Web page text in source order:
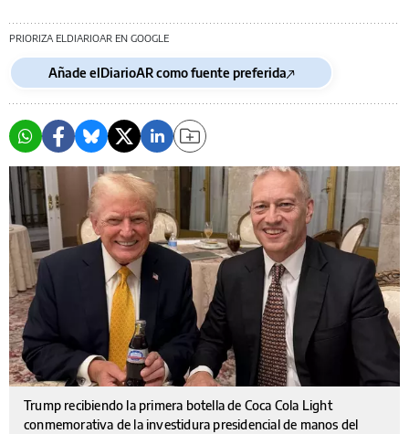
PRIORIZA ELDIARIOAR EN GOOGLE
Añade elDiarioAR como fuente preferida
Trump recibiendo la primera botella de Coca Cola Light
conmemorativa de la investidura presidencial de manos del